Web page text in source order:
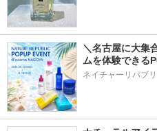
＼名古屋に大集
ムを体験できる
ネイチャーリパブ